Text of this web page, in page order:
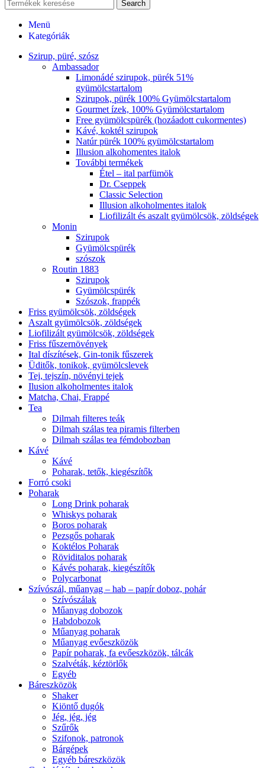
Search
Menü
Kategóriák
Szirup, püré, szósz
Ambassador
Limonádé szirupok, pürék 51%
gyümölcstartalom
Szirupok, pürék 100% Gyümölcstartalom
Gourmet ízek, 100% Gyümölcstartalom
Free gyümölcspürék (hozáadott cukormentes)
Kávé, koktél szirupok
Natúr pürék 100% gyümölcstartalom
Illusion alkohomentes italok
További termékek
Étel – ital parfümök
Dr. Cseppek
Classic Selection
Illusion alkoholmentes italok
Liofilizált és aszalt gyümölcsök, zöldségek
Monin
Szirupok
Gyümölcspürék
szószok
Routin 1883
Szirupok
Gyümölcspürék
Szószok, frappék
Friss gyümölcsök, zöldségek
Aszalt gyümölcsök, zöldségek
Liofilizált gyümölcsök, zöldségek
Friss fűszernövények
Ital díszítések, Gin-tonik fűszerek
Üditők, tonikok, gyümölcslevek
Tej, tejszín, növényi tejek
Ilusion alkoholmentes italok
Matcha, Chai, Frappé
Tea
Dilmah filteres teák
Dilmah szálas tea piramis filterben
Dilmah szálas tea fémdobozban
Kávé
Kávé
Poharak, tetők, kiegészítők
Forró csoki
Poharak
Long Drink poharak
Whiskys poharak
Boros poharak
Pezsgős poharak
Koktélos Poharak
Röviditalos poharak
Kávés poharak, kiegészítők
Polycarbonat
Szívószál, műanyag – hab – papír doboz, pohár
Szívószálak
Műanyag dobozok
Habdobozok
Műanyag poharak
Műanyag evőeszközök
Papír poharak, fa evőeszközök, tálcák
Szalvéták, kéztörlők
Egyéb
Báreszközök
Shaker
Kiöntő dugók
Jég, jég, jég
Szűrők
Szifonok, patronok
Bárgépek
Egyéb báreszközök